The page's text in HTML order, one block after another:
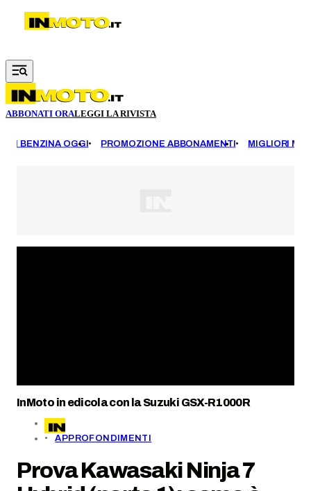
Vai al contenuto principale
ABBONATI ORALEGGI LA RIVISTA
BENZINA OGGI PROMOZIONE ABBONAMENTI MIGLIORI
InMoto in edicola con la Suzuki GSX-R1000R
APPROFONDIMENTI
Prova Kawasaki Ninja 7